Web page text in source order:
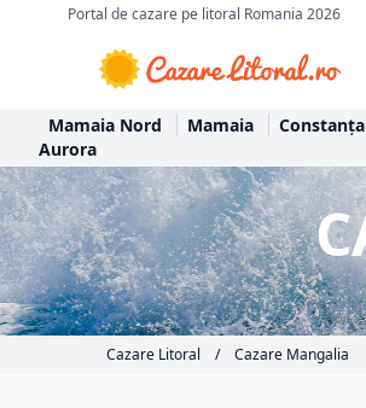
Portal de cazare pe litoral Romania 2026
Mamaia Nord Mamaia Constanța
Aurora
Cazare Litoral / Cazare Mangalia